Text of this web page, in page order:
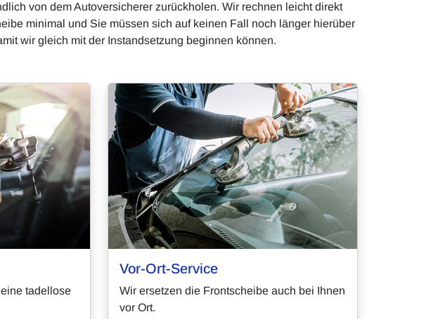
von dem Autoversicherer zurückholen. Wir rechnen leicht direkt
minimal und Sie müssen sich auf keinen Fall noch länger hierüber
wir gleich mit der Instandsetzung beginnen können.
tadellose
Vor-Ort-Service
Wir ersetzen die Frontscheibe auch bei Ihnen
vor Ort.